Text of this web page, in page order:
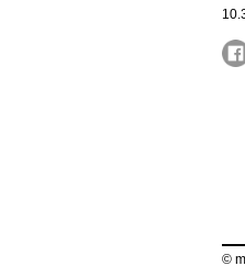
©